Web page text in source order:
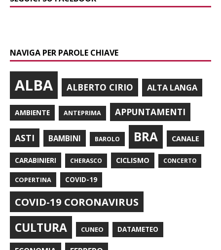
NAVIGA PER PAROLE CHIAVE
ALBA ALBERTO CIRIO ALTA LANGA
AMBIENTE ANTEPRIMA APPUNTAMENTI
ASTI BAMBINI BAROLO BRA CANALE
CARABINIERI CHERASCO CICLISMO CONCERTO
COPERTINA COVID-19
COVID-19 CORONAVIRUS
CULTURA CUNEO DATAMETEO